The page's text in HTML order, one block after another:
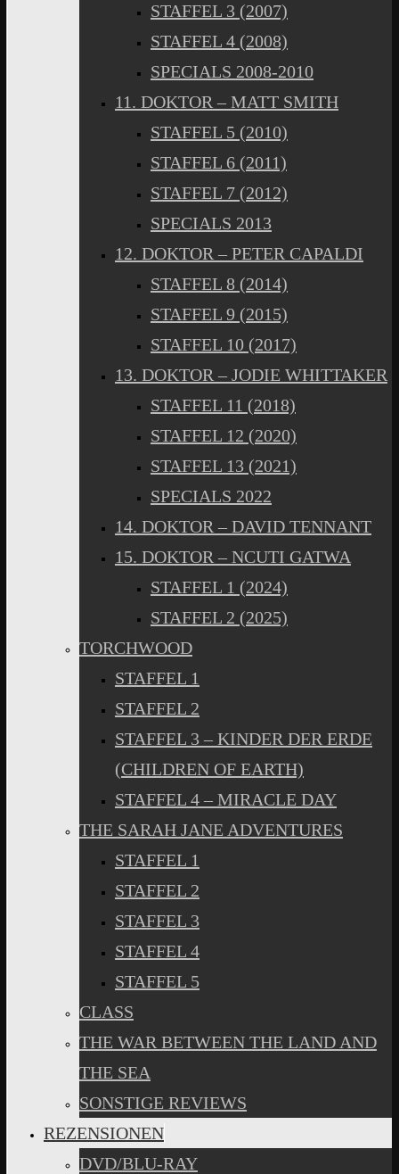
STAFFEL 3 (2007)
STAFFEL 4 (2008)
SPECIALS 2008-2010
11. DOKTOR – MATT SMITH
STAFFEL 5 (2010)
STAFFEL 6 (2011)
STAFFEL 7 (2012)
SPECIALS 2013
12. DOKTOR – PETER CAPALDI
STAFFEL 8 (2014)
STAFFEL 9 (2015)
STAFFEL 10 (2017)
13. DOKTOR – JODIE WHITTAKER
STAFFEL 11 (2018)
STAFFEL 12 (2020)
STAFFEL 13 (2021)
SPECIALS 2022
14. DOKTOR – DAVID TENNANT
15. DOKTOR – NCUTI GATWA
STAFFEL 1 (2024)
STAFFEL 2 (2025)
TORCHWOOD
STAFFEL 1
STAFFEL 2
STAFFEL 3 – KINDER DER ERDE
(CHILDREN OF EARTH)
STAFFEL 4 – MIRACLE DAY
THE SARAH JANE ADVENTURES
STAFFEL 1
STAFFEL 2
STAFFEL 3
STAFFEL 4
STAFFEL 5
CLASS
THE WAR BETWEEN THE LAND AND
THE SEA
SONSTIGE REVIEWS
REZENSIONEN
DVD/BLU-RAY